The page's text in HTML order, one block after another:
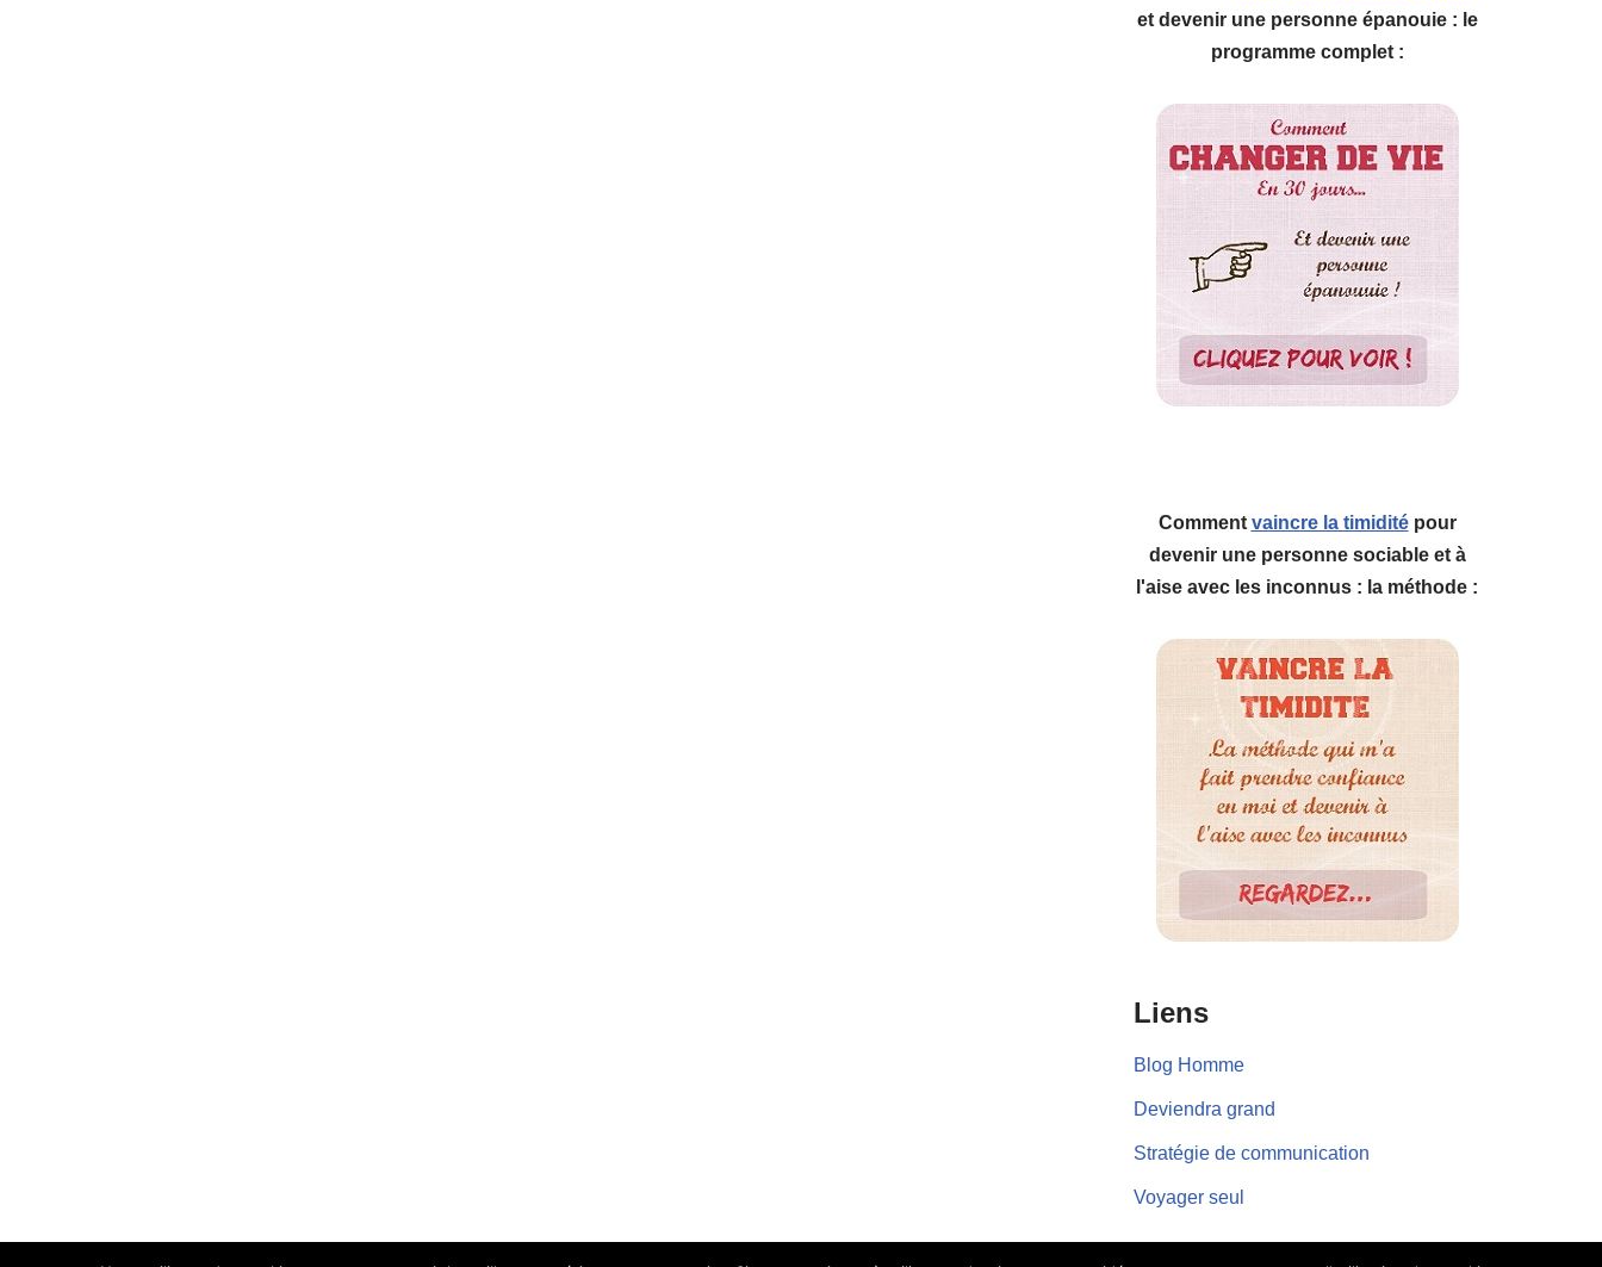
et devenir une personne épanouie : le
programme complet :
Comment vaincre la timiditépour
devenir une personne sociable et à
l'aise avec les inconnus : la méthode :
Liens
Blog Homme
Deviendra grand
Stratégie de communication
Voyager seul